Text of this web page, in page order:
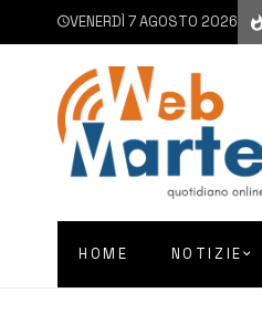
VENERDÌ 7 AGOSTO 2026
HOME NOTIZIE